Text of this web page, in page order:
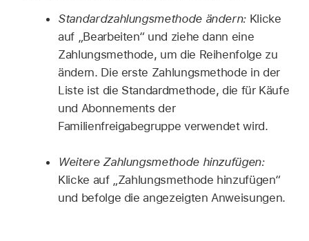
Standardzahlungsmethode ändern: Klicke
auf „Bearbeiten“ und ziehe dann eine
Zahlungsmethode, um die Reihenfolge zu
ändern. Die erste Zahlungsmethode in der
Liste ist die Standardmethode, die für Käufe
und Abonnements der
Familienfreigabegruppe verwendet wird.
Weitere Zahlungsmethode hinzufügen:
Klicke auf „Zahlungsmethode hinzufügen“
und befolge die angezeigten Anweisungen.